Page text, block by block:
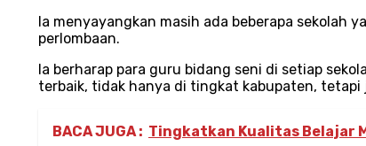
Ia menyayangkan masih ada beberapa sekolah
perlombaan.
Ia berharap para guru bidang seni di setiap
terbaik, tidak hanya di tingkat kabupaten,
BACA JUGA : Tingkatkan Kualitas Belajar